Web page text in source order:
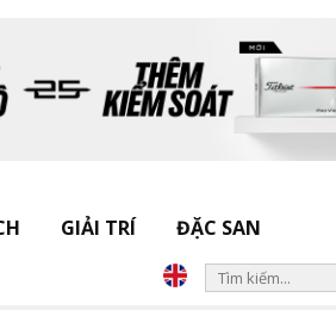
GIẢI TRÍ ĐẶC SAN